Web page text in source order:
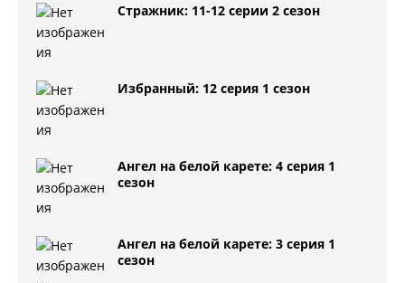
Стражник: 11-12 серии 2 сезон
Избранный: 12 серия 1 сезон
Ангел на белой карете: 4 серия 1
сезон
Ангел на белой карете: 3 серия 1
сезон